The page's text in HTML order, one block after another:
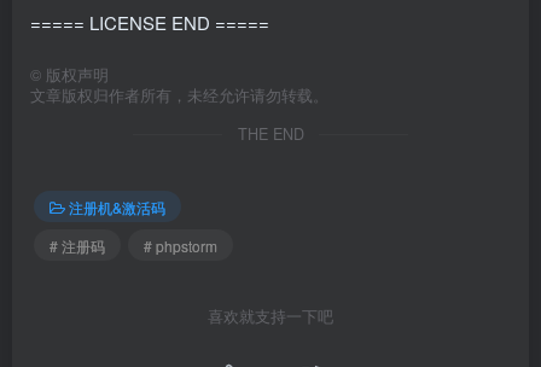
===== LICENSE END =====
© 版权声明
文章版权归作者所有，未经允许请勿转载。
THE END
注册机&激活码
# 注册码
# phpstorm
喜欢就支持一下吧